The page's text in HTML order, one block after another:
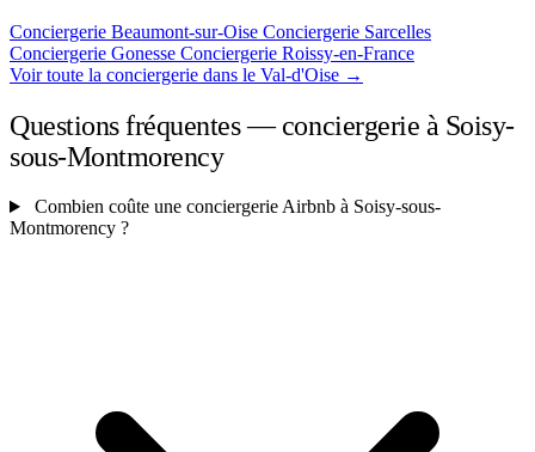
Conciergerie Beaumont-sur-Oise Conciergerie Sarcelles
Conciergerie Gonesse Conciergerie Roissy-en-France
Voir toute la conciergerie dans le Val-d'Oise →
Questions fréquentes — conciergerie à Soisy-
sous-Montmorency
Combien coûte une conciergerie Airbnb à Soisy-sous-
Montmorency ?